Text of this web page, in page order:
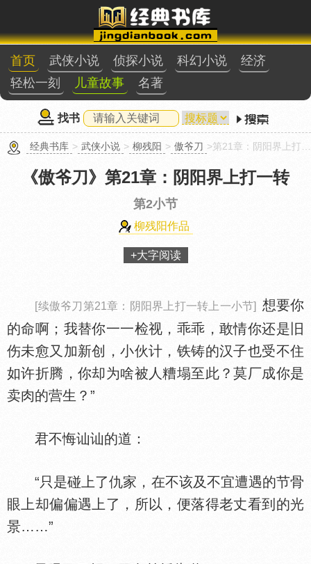
首页 武侠小说 侦探小说 科幻小说
经济
轻松一刻
儿童故事 名著
找书
经典书库 > 武侠小说 > 柳残阳 > 傲爷刀 >第21章：阴阳界上打一转第2小节
《傲爷刀》 第21章：阴阳界上打一转
第2小节
柳残阳作品
+大字阅读
[续傲爷刀第21章：阴阳界上打一转上一小节]
想要你
的命啊；我替你一一检视，乖乖，敢情你还是旧
伤未愈又加新创，小伙计，铁铸的汉子也受不住
如许折腾，你却为啥被人糟塌至此？莫厂成你是
卖肉的营生？”
君不悔讪讪的道：
“只是碰上了仇家，在不该及不宜遭遇的节骨
眼上却偏偏遇上了，所以，便落得老丈看到的光
景……”